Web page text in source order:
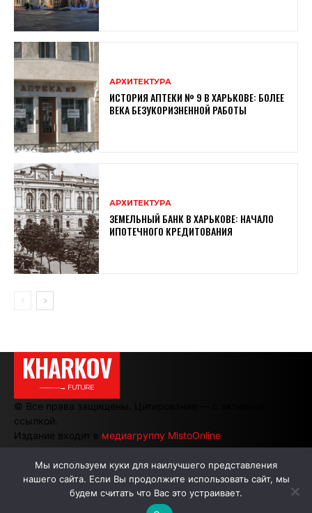
АРХИТЕКТУРА
ИСТОРИЯ АПТЕКИ № 9 В ХАРЬКОВЕ: БОЛЕЕ
ВЕКА БЕЗУКОРИЗНЕННОЙ РАБОТЫ
АРХИТЕКТУРА
ЗЕМЕЛЬНЫЙ БАНК В ХАРЬКОВЕ: НАЧАЛО
ИПОТЕЧНОГО КРЕДИТОВАНИЯ
KHARKOV
———→ FUTURE
© Все права защищены. Цитирование — с активной
ссылкой.
Издание входит в медиагруппу MistoOnline
АВТОРЫ РЕКЛАМА НА САЙТЕ
Мы используем куки для наилучшего представления
нашего сайта. Если Вы продолжите использовать сайт, мы
будем считать что Вас это устраивает.